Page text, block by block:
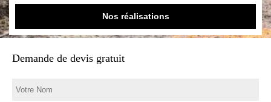
Nos réalisations
Demande de devis gratuit